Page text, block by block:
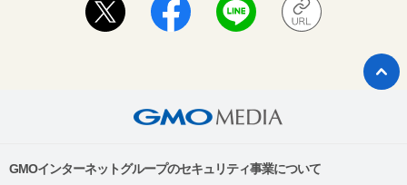
GMOインターネットグループのセキュリティ事業について